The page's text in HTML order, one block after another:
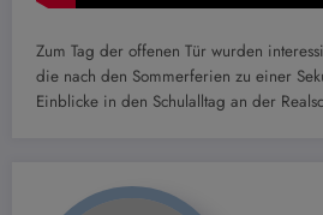
Zum Tag der offenen Tür wurden
die nach den Sommerferien zu einer
Einblicke in den Schulalltag an der